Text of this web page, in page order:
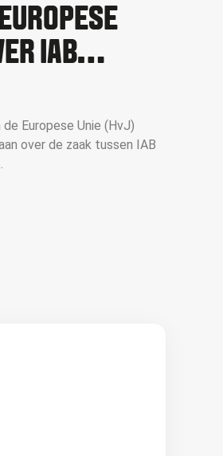
IAB
Europese Unie (HvJ)
over de zaak tussen IAB
rechter de zaak had